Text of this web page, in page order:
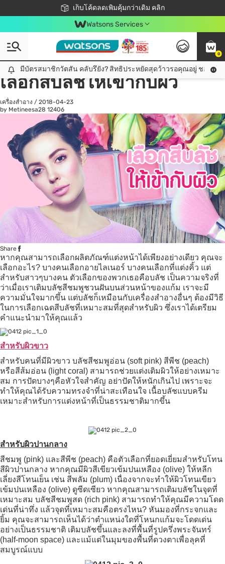
เก็บโค้ดลดเพิ่มคุ้มกว่าเดิม คลิก
ชอปออนไลน์ครั้งแรก ลดเพิ่มจุก ๆ 10%! 🎉
📦ส่งฟรี! เมื่อชอป 499฿
สมาชิกวัตสัน คลับดียังไง?
Watsons Services
0
มีบัตรสมาชิกวัตสัน คลับรึยัง? สิทธิประหยัดสุดว้าวรอคุณอยู่ ชอปคุ้มกว่าเดิม คลิก!
มีบัตรสมาชิกวัตสัน คลับรึยัง? สิทธิประหยัดสุดว้าวรอคุณอยู่ ชอปคุ้มก
All
ดูแลสุขภาพ
เลือกสีบลัชให้เข้ากับผิว
เครื่องสำอาง / 2018-04-23
by Metineesa28 12406
Share
หากคุณสามารถเลือกผลิตภัณฑ์แต่งหน้าได้เพียงอย่างเดียว คุณจะ
เลือกอะไร? บางคนเลือกอายไลเนอร์ บางคนเลือกที่แต่งคิ้ว แต่
สำหรับสาวๆบางคน ตัวเลือกของพวกเธอคือบลัช เป็นความจริงที่
ว่าเมื่อเราเติมบลัชสีชมพูชวนฝันบนส่วนหน้าของแก้ม เราจะมี
ความมั่นใจมากขึ้น แต่บลัชก็เหมือนกับเครื่องสำอางอื่นๆ ต้องมีวิธี
ในการเลือกเฉดสีบลัชที่เหมาะสมที่สุดสำหรับผิว ซึ่งเราได้เตรียม
คำแนะนำมาให้คุณแล้ว
สำหรับผิวขาว
สำหรับคนที่มีผิวขาว บลัชสีชมพูอ่อน (soft pink) สีพีช (peach)
หรือสีส้มอ่อน (light coral) สามารถช่วยแต่งเติมผิวให้อย่างเหมาะ
สม การปัดบางๆคือหัวใจสำคัญ อย่าปัดให้หนักเกินไป เพราะจะ
ทำให้คุณได้รับความทรงจำที่น่าสะเทือนใจ เนื้อบลัชแบบครีม
เหมาะสำหรับการแต่งหน้าที่เป็นธรรมชาติมากขึ้น
สำหรับผิวปานกลาง
สีชมพู (pink) และสีพีช (peach) คือตัวเลือกที่ยอดเยี่ยมสำหรับโทน
สีผิวปานกลาง หากคุณมีผิวสีเขียวเข้มปนเหลือง (olive) ให้หลีก
เลี่ยงสีโทนเย็น เช่น สีพลัม (plum) เนื่องจากจะทำให้ผิวโทนเขียว
เข้มปนเหลือง (olive) ดูซีดเซียว หากคุณสามารถเติมบลัชในจุดที่
เหมาะสม บลัชสีชมพูสด (rich pink) สามารถทำให้คุณมีความโดด
เด่นที่น่าทึ่ง แล้วจุดที่เหมาะสมคือตรงไหน? หันมองที่กระจกและ
ยิ้ม คุณจะสามารถเห็นได้ว่าตำแหน่งใดที่โหนกแก้มจะโดดเด่น
อย่างเป็นธรรมชาติ เติมบลัชขึ้นและลงที่พื้นที่รูปครึ่งพระจันทร์
(half-moon space) และแม้แต่ในมุมของพื้นที่ดวงตาเพื่อลุคที่
สมบูรณ์แบบ